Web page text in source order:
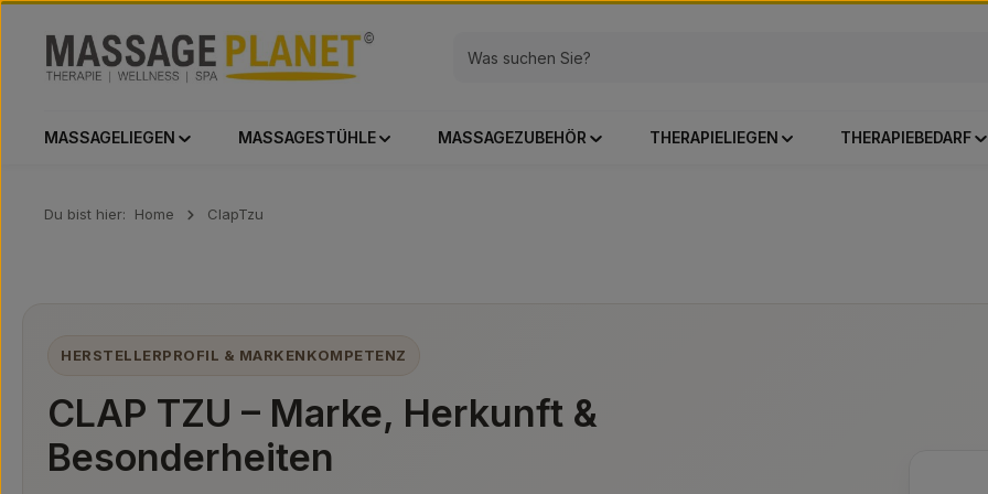
MASSAGELIEGEN MASSAGESTÜHLE MASSAGEZUBEHÖR THERAPIELIEGEN THERAPIEBEDARF
Du bist hier: Home ClapTzu
HERSTELLERPROFIL & MARKENKOMPETENZ
CLAP TZU – Marke, Herkunft &
Besonderheiten